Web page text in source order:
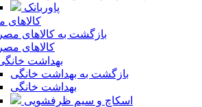
پاوربانک
بازگشت به کالاهای
کالاهای
بهداشت
بازگشت به بهداشت خانگی
بهداشت خانگی
اسکاچ و سیم ظرفشویی